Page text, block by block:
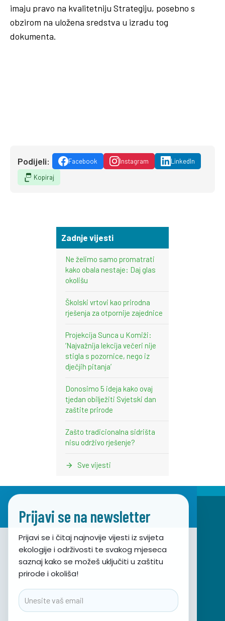
imaju pravo na kvalitetniju Strategiju, posebno s
obzirom na uložena sredstva u izradu tog
dokumenta.
Podijeli: Facebook Instagram
LinkedIn
Kopiraj
Zadnje vijesti
Ne želimo samo promatrati
kako obala nestaje: Daj glas
okolišu
Školski vrtovi kao prirodna
rješenja za otpornije zajednice
Projekcija Sunca u Komiži:
‘Najvažnija lekcija večeri nije
stigla s pozornice, nego iz
dječjih pitanja’
Donosimo 5 ideja kako ovaj
tjedan obilježiti Svjetski dan
zaštite prirode
Zašto tradicionalna sidrišta
nisu održivo rješenje?
Sve vijesti
Prijavi se na newsletter
Prijavi se i čitaj najnovije vijesti iz svijeta
ekologije i održivosti te svakog mjeseca
saznaj kako se možeš uključiti u zaštitu
prirode i okoliša!
Email
Udruga za prirodu, okoliš i održivi razvoj Sunce
Obala hrvatskog narodnog preporoda 7
21000 Split, Hrvatska
email:info@sunce-st.org